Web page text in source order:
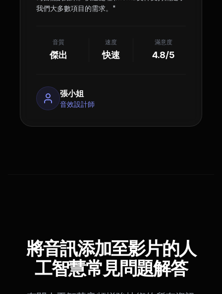
我們大多數項目的需求。 "
音質
傑出
速度
快速
滿意度
4.8/5
張小姐
音效設計師
將音訊添加至影片的人
工智慧常見問題解答